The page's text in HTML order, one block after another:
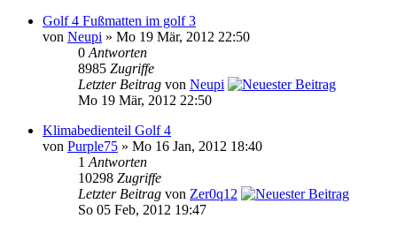
Golf 4 Fußmatten im golf 3
von Neupi » Mo 19 Mär, 2012 22:50
0 Antworten
8985 Zugriffe
Letzter Beitrag von Neupi
Mo 19 Mär, 2012 22:50
Klimabedienteil Golf 4
von Purple75 » Mo 16 Jan, 2012 18:40
1 Antworten
10298 Zugriffe
Letzter Beitrag von Zer0q12
So 05 Feb, 2012 19:47